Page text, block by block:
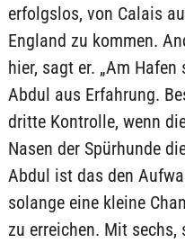
erfolgslos, von Calais
England zu kommen.
hier, sagt er. „Am
Abdul aus Erfahrung.
dritte Kontrolle, wenn
Nasen der Spürhunde
Abdul ist das den
solange eine kleine
zu erreichen. Mit